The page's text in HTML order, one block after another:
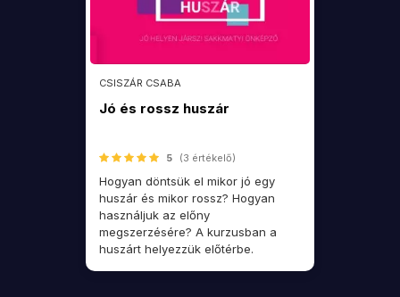
CSISZÁR CSABA
Jó és rossz huszár
5 (3 értékelő)
Hogyan döntsük el mikor jó egy
huszár és mikor rossz? Hogyan
használjuk az előny
megszerzésére? A kurzusban a
huszárt helyezzük előtérbe.